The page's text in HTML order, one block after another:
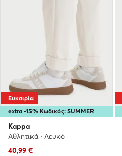
extra -15% Κωδικός: SUMMER
Ευκαιρία
Kappa
Αθλητικά · Λευκό
Τρέχουσα τιμή
40,99 €